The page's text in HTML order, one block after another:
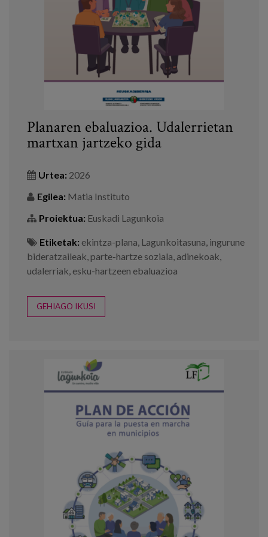
Egizu lan gurekin
Planaren ebaluazioa. Udalerrietan
martxan jartzeko gida
Urtea: 2026
Egilea: Matia Instituto
Proiektua: Euskadi Lagunkoia
Etiketak: ekintza-plana, Lagunkoitasuna, ingurune
bideratzaileak,parte-hartze soziala, adinekoak,
udalerriak, esku-hartzeen ebaluazioa
GEHIAGO IKUSI